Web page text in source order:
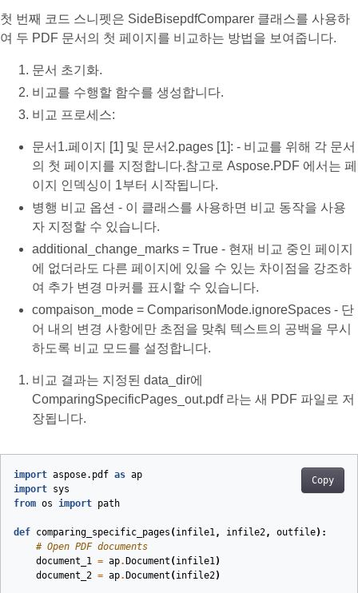
첫 번째 코드 스니펫은 SideBisepdfComparer 클래스를 사용하
여 두 PDF 문서의 첫 페이지를 비교하는 방법을 보여줍니다.
문서 초기화.
비교를 수행할 함수를 생성합니다.
비교 프로세스:
문서1.페이지 [1] 및 문서2.pages [1]: - 비교를 위해 각 문서
의 첫 페이지를 지정합니다.참고로 Aspose.PDF 에서는 페
이지 인덱싱이 1부터 시작됩니다.
병행 비교 옵션 - 이 클래스를 사용하면 비교 동작을 사용
자 지정할 수 있습니다.
additional_change_marks = True - 현재 비교 중인 페이지
에 없더라도 다른 페이지에 있을 수 있는 차이점을 강조하
여 추가 변경 마커를 표시할 수 있습니다.
compaison_mode = ComparisonMode.ignoreSpaces - 단
어 내의 변경 사항에만 초점을 맞춰 텍스트의 공백을 무시
하도록 비교 모드를 설정합니다.
비교 결과는 지정된 data_dir에
ComparingSpecificPages_out.pdf 라는 새 PDF 파일로 저
장됩니다.
Copy
import aspose.pdf as ap
import sys
from os import path
def comparing_specific_pages ( infile1, infile2, outfile):
# Open PDF documents
document_1 = ap. Document ( infile1)
document_2 = ap. Document ( infile2)